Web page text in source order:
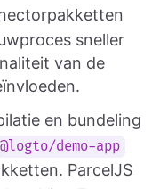
sneller
van de
en bundeling
@logto/demo-app
ParcelJS